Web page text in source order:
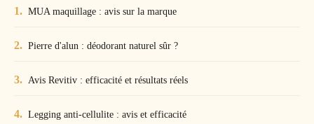
MUA maquillage : avis sur la marque
Pierre d'alun : déodorant naturel sûr ?
Avis Revitiv : efficacité et résultats réels
Legging anti-cellulite : avis et efficacité